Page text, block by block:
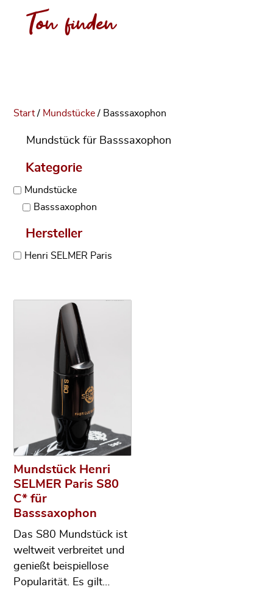
Ton finden
Start/ Mundstücke / Basssaxophon
Mundstück für Basssaxophon
Mundstück Henri
SELMER Paris S80
C* für
Basssaxophon
Das S80 Mundstück ist
weltweit verbreitet und
genießt beispiellose
Popularität. Es gilt…
Kategorie
Mundstücke
Basssaxophon
Hersteller
Henri SELMER Paris